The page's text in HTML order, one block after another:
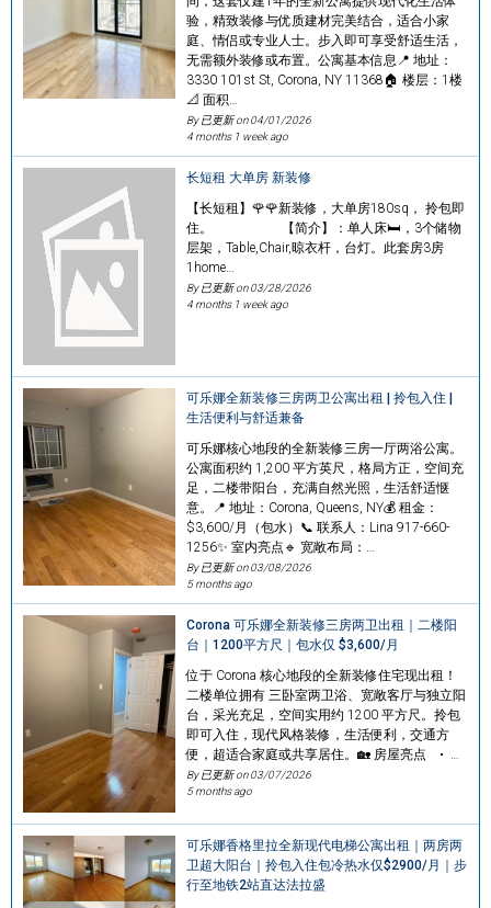
验，精致装修与优质建材完美结合，适合小家
庭、情侣或专业人士。步入即可享受舒适生活，
无需额外装修或布置。公寓基本信息📍 地址：
3330 101st St, Corona, NY 11368🏠 楼层：1楼
📐 面积…
By 已更新 on04/01/2026
4 months 1 week ago
长短租 大单房 新装修
【长短租】🌹🌹新装修，大单房180sq， 拎包即
住。 【简介】：单人床🛏️，3个储物
层架，Table,Chair,晾衣杆，台灯。此套房3房
1home…
By 已更新 on03/28/2026
4 months 1 week ago
可乐娜全新装修三房两卫公寓出租 | 拎包入住 |
生活便利与舒适兼备
可乐娜核心地段的全新装修三房一厅两浴公寓。
公寓面积约 1,200 平方英尺，格局方正，空间充
足，二楼带阳台，充满自然光照，生活舒适惬
意。📍 地址：Corona, Queens, NY💰 租金：
$3,600/月（包水）📞 联系人：Lina 917-660-
1256✨ 室内亮点🔹 宽敞布局：…
By 已更新 on03/08/2026
5 months ago
Corona 可乐娜全新装修三房两卫出租｜二楼阳
台｜1200平方尺｜包水仅 $3,600/月
位于 Corona 核心地段的全新装修住宅现出租！
二楼单位拥有 三卧室两卫浴、宽敞客厅与独立阳
台，采光充足，空间实用约 1200 平方尺。拎包
即可入住，现代风格装修，生活便利，交通方
便，超适合家庭或共享居住。🏡 房屋亮点 • …
By 已更新 on03/07/2026
5 months ago
可乐娜香格里拉全新现代电梯公寓出租｜两房两
卫超大阳台｜拎包入住包冷热水仅$2900/月｜步
行至地铁2站直达法拉盛